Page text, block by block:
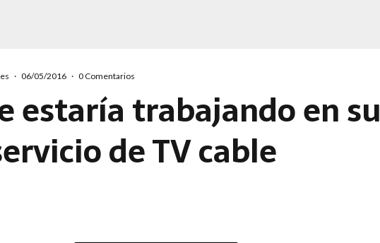
· 06/05/2016 · 0 Comentarios
estaría trabajando en su
de TV cable